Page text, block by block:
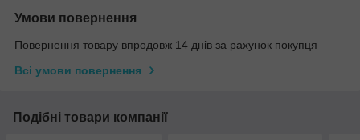
Умови повернення
Повернення товару впродовж 14 днів за рахунок покупця
Всі умови повернення
Подібні товари компанії